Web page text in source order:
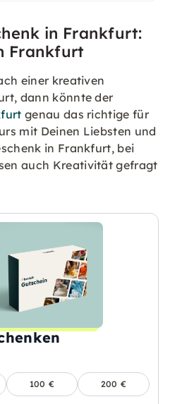
in Frankfurt:
Frankfurt
einer kreativen
dann könnte der
genau das richtige für
mit Deinen Liebsten und
in Frankfurt, bei
auch Kreativität gefragt
100 € 200 €